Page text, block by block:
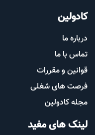
کادولین
درباره ما
تماس با ما
قوانین و مقررات
فرصت های شغلی
مجله کادولین
لینک های مفید